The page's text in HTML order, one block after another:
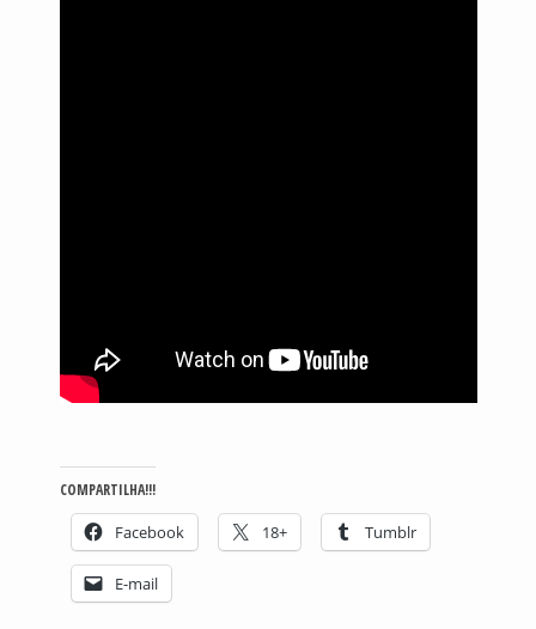
COMPARTILHA!!!
Facebook 18+ Tumblr
E-mail